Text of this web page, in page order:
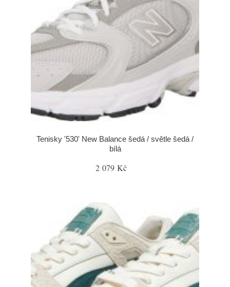
Tenisky '530' New Balance šedá / světle šedá /
bílá
2 079 Kč